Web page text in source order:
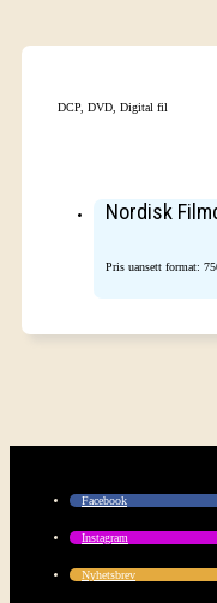
DCP, DVD, Digital fil
Nordisk
Pris uansett format:
Facebook
Instagram
Nyhetsbrev